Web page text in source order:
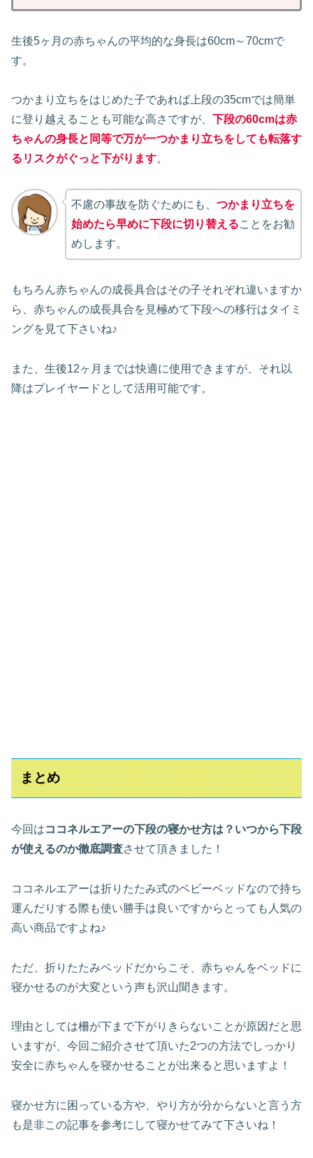
生後5ヶ月の赤ちゃんの平均的な身長は60cm～70cmで
す。
つかまり立ちをはじめた子であれば上段の35cmでは簡単
に登り越えることも可能な高さですが、
下段の60cmは赤
ちゃんの身長と同等で万が一つかまり立ちをしても転落す
るリスクがぐっと下がります。
不慮の事故を防ぐためにも、 つかまり立ちを
始めたら早めに下段に切り替えることをお勧
めします。
もちろん赤ちゃんの成長具合はその子それぞれ違いますか
ら、赤ちゃんの成長具合を見極めて下段への移行はタイミ
ングを見て下さいね♪
また、生後12ヶ月までは快適に使用できますが、それ以
降はプレイヤードとして活用可能です。
まとめ
今回はココネルエアーの下段の寝かせ方は？いつから下段
が使えるのか徹底調査させて頂きました！
ココネルエアーは折りたたみ式のベビーベッドなので持ち
運んだりする際も使い勝手は良いですからとっても人気の
高い商品ですよね♪
ただ、折りたたみベッドだからこそ、赤ちゃんをベッドに
寝かせるのが大変という声も沢山聞きます。
理由としては柵が下まで下がりきらないことが原因だと思
いますが、今回ご紹介させて頂いた2つの方法でしっかり
安全に赤ちゃんを寝かせることが出来ると思いますよ！
寝かせ方に困っている方や、やり方が分からないと言う方
も是非この記事を参考にして寝かせてみて下さいね！